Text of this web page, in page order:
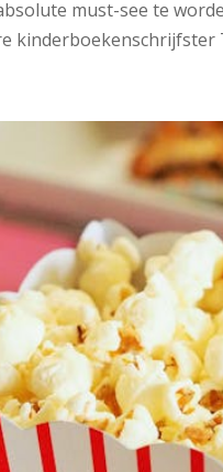
must-see te
kinderboekenschrijfster